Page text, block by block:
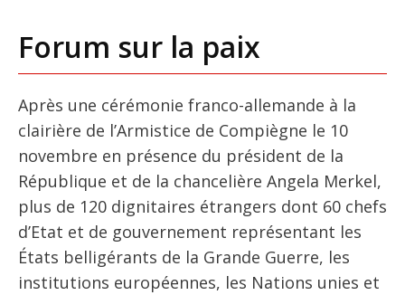
Forum sur la paix
Après une cérémonie franco-allemande à la
clairière de l’Armistice de Compiègne le 10
novembre en présence du président de la
République et de la chancelière Angela Merkel,
plus de 120 dignitaires étrangers dont 60 chefs
d’Etat et de gouvernement représentant les
États belligérants de la Grande Guerre, les
institutions européennes, les Nations unies et